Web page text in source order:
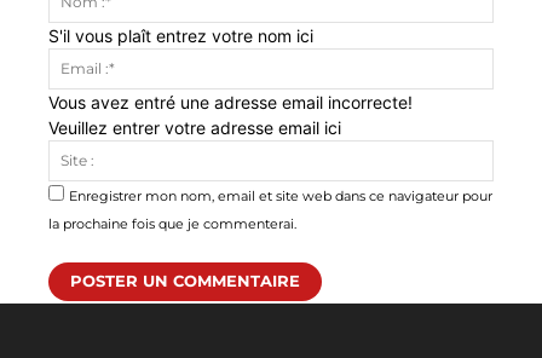
:*
S'il vous plaît entrez votre nom ici
:*
Vous avez entré une adresse email incorrecte!
Veuillez entrer votre adresse email ici
:
Enregistrer mon nom, email et site web dans ce navigateur pour
la prochaine fois que je commenterai.